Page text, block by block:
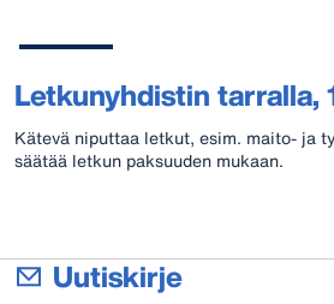
Letkunyhdistin tarralla,
Kätevä niputtaa letkut, esim. maito- ja
säätää letkun paksuuden mukaan.
Uutiskirje